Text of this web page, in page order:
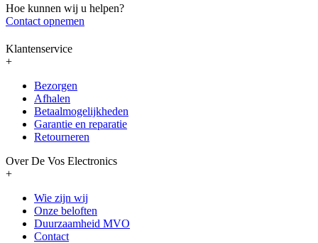
Hoe kunnen wij u helpen?
Contact opnemen
Klantenservice
+
Bezorgen
Afhalen
Betaalmogelijkheden
Garantie en reparatie
Retourneren
Over De Vos Electronics
+
Wie zijn wij
Onze beloften
Duurzaamheid MVO
Contact